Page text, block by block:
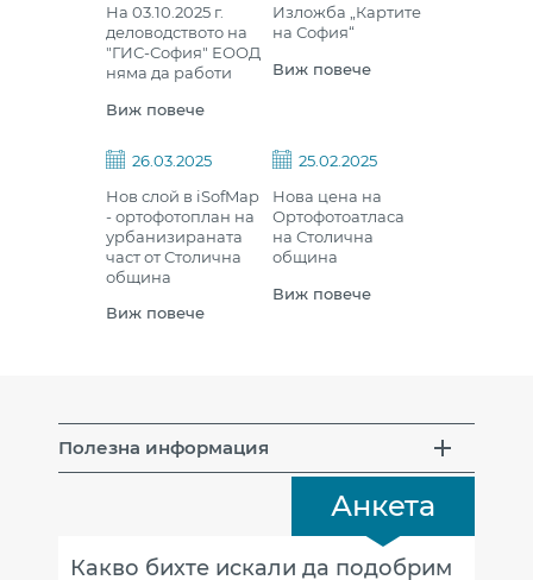
На 03.10.2025 г.
деловодството на
"ГИС-София" ЕООД
няма да работи
Виж повече
Изложба „Картите
на София“
Виж повече
26.03.2025
Нов слой в iSofMap
- ортофотоплан на
урбанизираната
част от Столична
община
Виж повече
25.02.2025
Нова цена на
Ортофотоатласа
на Столична
община
Виж повече
Полезна информация
Анкета
Какво бихте искали да подобрим